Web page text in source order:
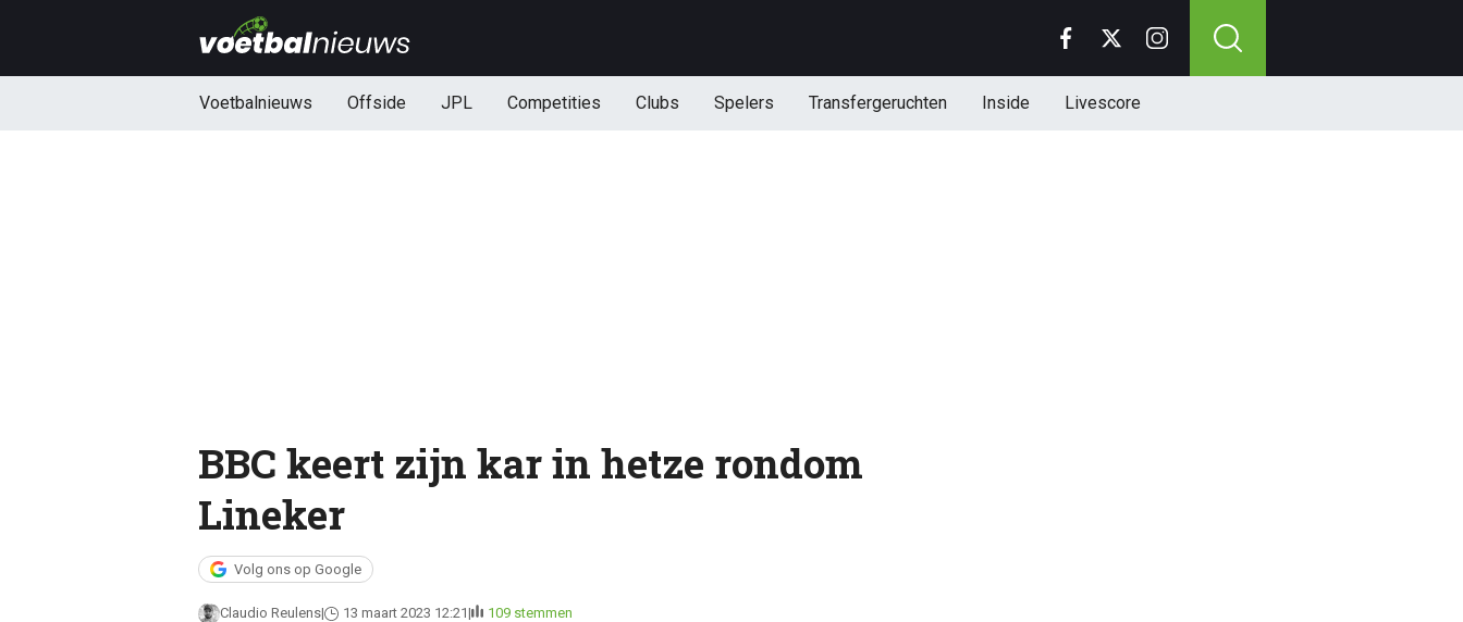
Voetbalnieuws Offside JPL Competities Clubs Spelers Transfergeruchten Inside Livescore
BBC keert zijn kar in hetze rondom
Lineker
Volg ons op Google
Claudio Reulens 13 maart 2023 12:21 109 stemmen